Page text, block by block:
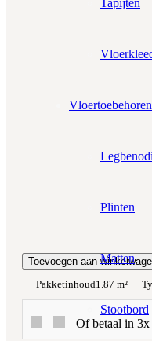
Tapijten
Vloertoebehoren
Plinten
Matten
Stootbord
Toevoegen aan
Pakketinhoud1.87 m²
Of betaal in